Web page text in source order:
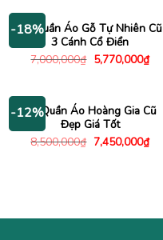
-18%
Tủ Quần Áo Gỗ Tự Nhiên Cũ
3 Cánh Cổ Điển
7,000,000₫ Giá
gốc
5,770,000₫Giá
hiện
-12%
Tủ Quần Áo Hoàng Gia Cũ
Đẹp Giá Tốt
8,500,000₫ Giá
gốc
7,450,000₫Giá
hiện